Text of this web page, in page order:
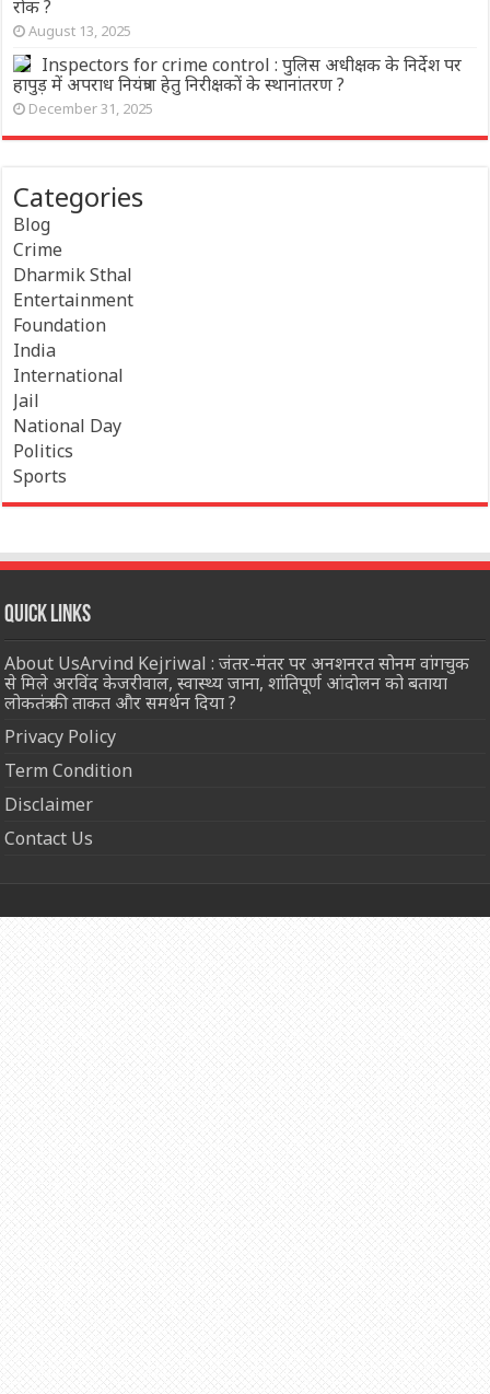
रोक ?
August 13, 2025
Inspectors for crime control : पुलिस अधीक्षक के निर्देश पर
हापुड़ में अपराध नियंत्रण हेतु निरीक्षकों के स्थानांतरण ?
December 31, 2025
Categories
Blog
Crime
Dharmik Sthal
Entertainment
Foundation
India
International
Jail
National Day
Politics
Sports
Quick Links
About UsArvind Kejriwal : जंतर-मंतर पर अनशनरत सोनम वांगचुक
से मिले अरविंद केजरीवाल, स्वास्थ्य जाना, शांतिपूर्ण आंदोलन को बताया
लोकतंत्र की ताकत और समर्थन दिया ?
Privacy Policy
Term Condition
Disclaimer
Contact Us